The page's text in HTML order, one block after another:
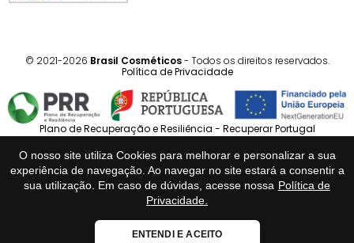
O nosso site utiliza Cookies para melhorar e personalizar a sua
experiência de navegação. Ao navegar no site estará a consentir a
sua utilização. Em caso de dúvidas, acesse nossa Política de
Privacidade.
ENTENDI E ACEITO
© 2021-2026 Brasil Cosméticos- Todos os direitos reservados.
Política de Privacidade
Plano de Recuperação e Resiliência - Recuperar Portugal
Português Español